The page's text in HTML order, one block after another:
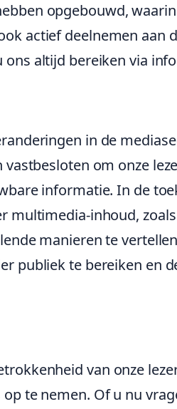
opgebouwd,
actief deelnemen aan
altijd bereiken via
in de
om onze
informatie. In de
multimedia-inhoud,
manieren te
publiek te bereiken en
van onze
te nemen. Of u nu